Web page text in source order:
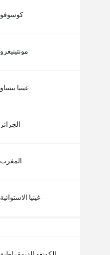
كوسوفو
مونتينيغرو
غينيا بيساو
الجزائر
المغرب
غينيا الاستوائية